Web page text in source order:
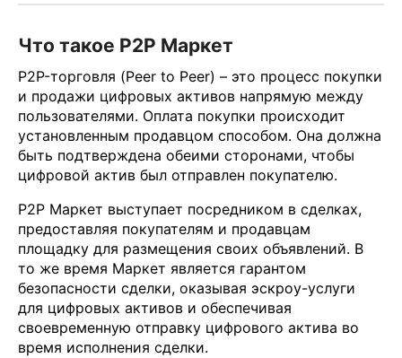
Что такое Р2Р Маркет
P2P-торговля (Peer to Peer) – это процесс покупки
и продажи цифровых активов напрямую между
пользователями. Оплата покупки происходит
установленным продавцом способом. Она должна
быть подтверждена обеими сторонами, чтобы
цифровой актив был отправлен покупателю.
P2P Маркет выступает посредником в сделках,
предоставляя покупателям и продавцам
площадку для размещения своих объявлений. В
то же время Маркет является гарантом
безопасности сделки, оказывая эскроу-услуги
для цифровых активов и обеспечивая
своевременную отправку цифрового актива во
время исполнения сделки.